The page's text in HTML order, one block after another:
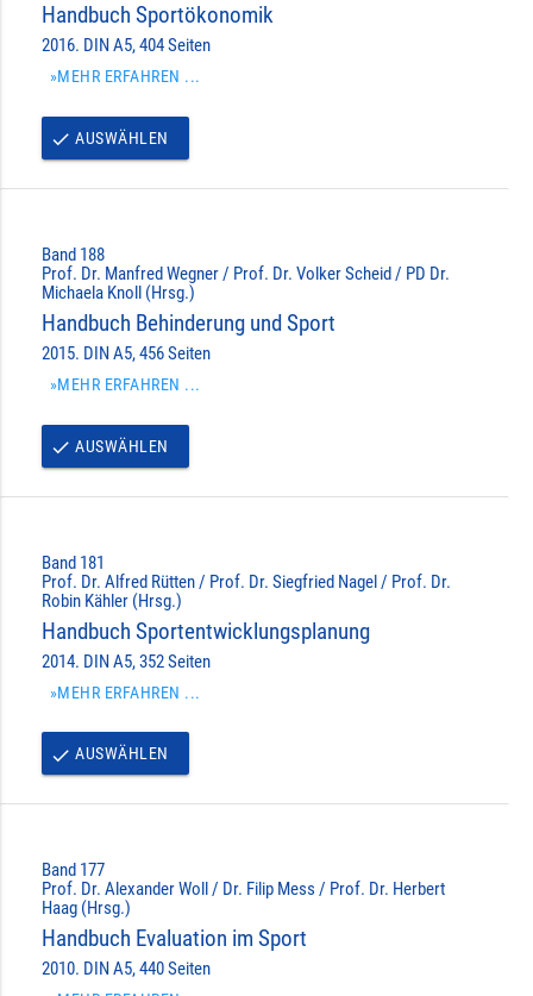
Handbuch Sportökonomik
2016. DIN A5, 404 Seiten
»MEHR ERFAHREN ...
done AUSWÄHLEN
Band 188
Prof. Dr. Manfred Wegner / Prof. Dr. Volker Scheid / PD Dr.
Michaela Knoll (Hrsg.)
Handbuch Behinderung und Sport
2015. DIN A5, 456 Seiten
»MEHR ERFAHREN ...
done AUSWÄHLEN
Band 181
Prof. Dr. Alfred Rütten / Prof. Dr. Siegfried Nagel / Prof. Dr.
Robin Kähler (Hrsg.)
Handbuch Sportentwicklungsplanung
2014. DIN A5, 352 Seiten
»MEHR ERFAHREN ...
done AUSWÄHLEN
Band 177
Prof. Dr. Alexander Woll / Dr. Filip Mess / Prof. Dr. Herbert
Haag (Hrsg.)
Handbuch Evaluation im Sport
2010. DIN A5, 440 Seiten